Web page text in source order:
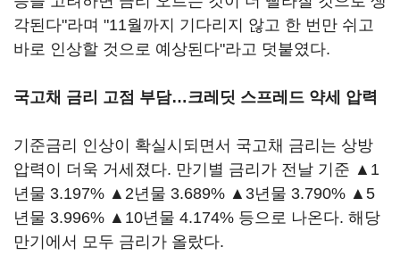
각된다"라며 "11월까지 기다리지 않고 한 번만 쉬고
바로 인상할 것으로 예상된다"라고 덧붙였다.
국고채 금리 고점 부담…크레딧 스프레드 약세 압력
기준금리 인상이 확실시되면서 국고채 금리는 상방
압력이 더욱 거세졌다. 만기별 금리가 전날 기준 ▲1
년물 3.197% ▲2년물 3.689% ▲3년물 3.790% ▲5
년물 3.996% ▲10년물 4.174% 등으로 나온다. 해당
만기에서 모두 금리가 올랐다.